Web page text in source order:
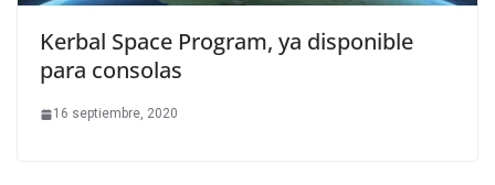
Kerbal Space Program, ya disponible
para consolas
16 septiembre, 2020